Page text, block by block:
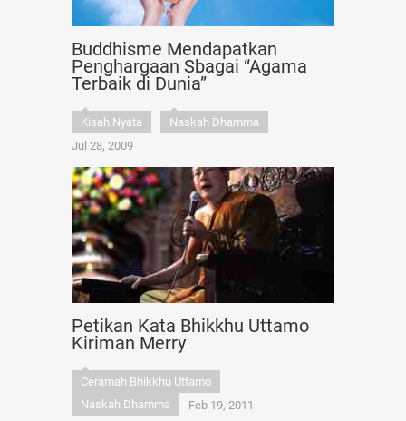
Buddhisme Mendapatkan
Penghargaan Sbagai “Agama
Terbaik di Dunia”
Kisah Nyata
Naskah Dhamma
Jul 28, 2009
Petikan Kata Bhikkhu Uttamo
Kiriman Merry
Ceramah Bhikkhu Uttamo
Naskah Dhamma
Feb 19, 2011